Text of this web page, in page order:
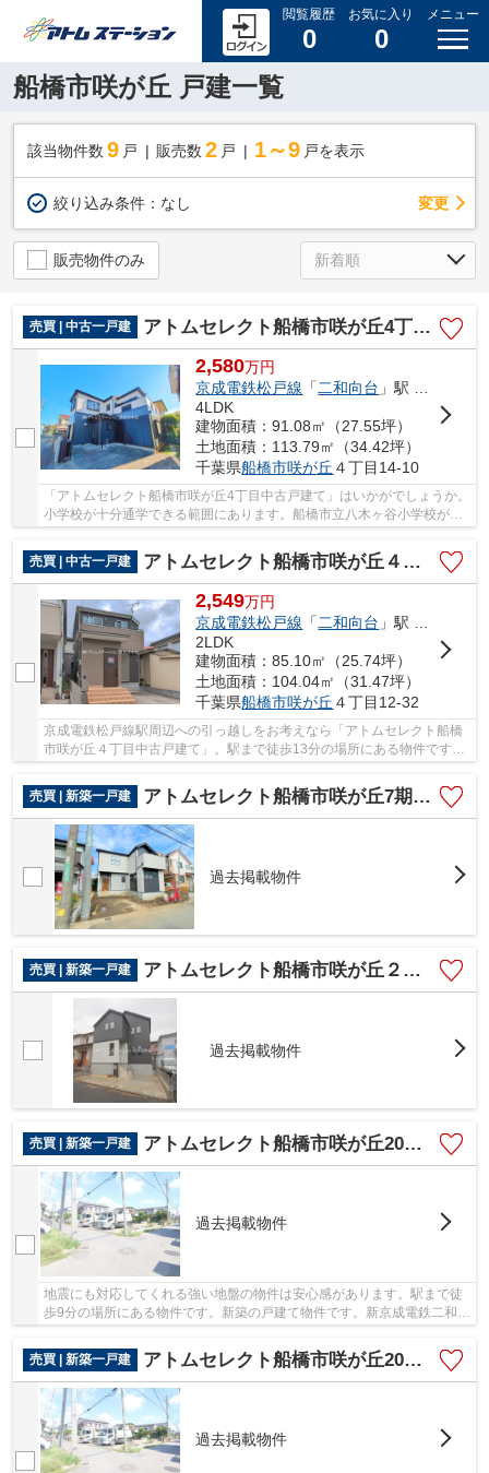
閲覧履歴
0
お気に入り
0
メニュー
船橋市咲が丘 戸建一覧
該当物件数 9 戸 販売数 2 戸 1～9 戸を表示
絞り込み条件： なし 変更
販売物件のみ
売買 | 中古一戸建 アトムセレクト船橋市咲が丘4丁目中古戸建て
2,580万円
京成電鉄松戸線 「二和向台 」駅 徒歩10分
4LDK
建物面積：91.08㎡（27.55坪）
土地面積：113.79㎡（34.42坪）
千葉県船橋市咲が丘 ４丁目14-10
「アトムセレクト船橋市咲が丘4丁目中古戸建て」はいかがでしょうか。
小学校が十分通学できる範囲にあります。船橋市立八木ヶ谷小学校が徒
売買 | 中古一戸建
アトムセレクト船橋市咲が丘４丁目中古戸建て
2,549万円
京成電鉄松戸線 「二和向台 」駅 徒歩13分
2LDK
建物面積：85.10㎡（25.74坪）
土地面積：104.04㎡（31.47坪）
千葉県船橋市咲が丘 ４丁目12-32
京成電鉄松戸線駅周辺への引っ越しをお考えなら「アトムセレクト船橋
市咲が丘４丁目中古戸建て」。駅まで徒歩13分の場所にある物件です。
売買 | 新築一戸建
アトムセレクト船橋市咲が丘7期1号棟
過去掲載物件
売買 | 新築一戸建 アトムセレクト船橋市咲が丘２丁目（647-51）１号棟
過去掲載物件
売買 | 新築一戸建 アトムセレクト船橋市咲が丘20期3棟3号棟
過去掲載物件
地震にも対応してくれる強い地盤の物件は安心感があります。駅まで徒
歩9分の場所にある物件です。新築の戸建て物件です。新京成電鉄二和向
売買 | 新築一戸建
アトムセレクト船橋市咲が丘20期3棟2号棟
過去掲載物件